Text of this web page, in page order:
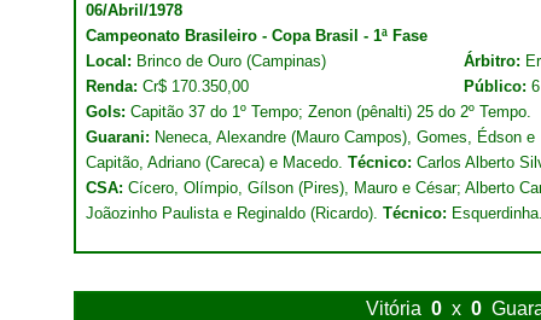
06/Abril/1978
Campeonato Brasileiro - Copa Brasil - 1ª Fase
Local: Brinco de Ouro (Campinas) Árbitro:
Renda: Cr$ 170.350,00 Público:
Gols: Capitão 37 do 1º Tempo; Zenon (pênalti) 25 do 2º Tempo.
Guarani: Neneca, Alexandre (Mauro Campos), Gomes, Édson
Capitão, Adriano (Careca) e Macedo. Técnico: Carlos Alberto
CSA: Cícero, Olímpio, Gílson (Pires), Mauro e César; Alberto
Joãozinho Paulista e Reginaldo (Ricardo). Técnico:
Vitória 0 x 0